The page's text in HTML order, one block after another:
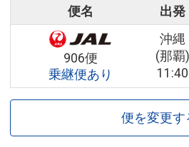
便名 出発
906便
乗継便あり
沖縄
(那覇)
11:40
便を変更す